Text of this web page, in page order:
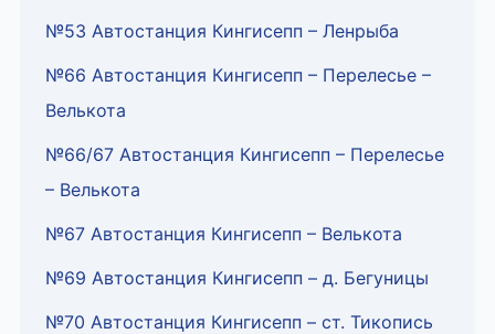
№53 Автостанция Кингисепп – Ленрыба
№66 Автостанция Кингисепп – Перелесье –
Велькота
№66/67 Автостанция Кингисепп – Перелесье
– Велькота
№67 Автостанция Кингисепп – Велькота
№69 Автостанция Кингисепп – д. Бегуницы
№70 Автостанция Кингисепп – ст. Тикопись